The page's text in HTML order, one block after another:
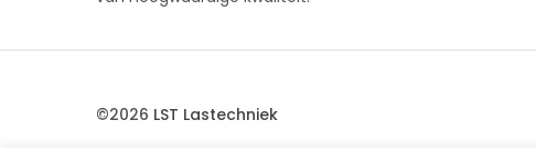
©2026 LST Lastechniek